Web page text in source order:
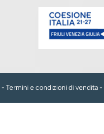
- Termini e condizioni di vendita-